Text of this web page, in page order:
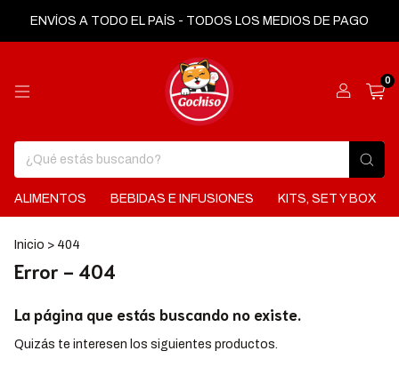
ENVÍOS A TODO EL PAÍS - TODOS LOS MEDIOS DE PAGO
0
ALIMENTOS BEBIDAS E INFUSIONES KITS, SET Y BOX
Inicio > 404
Error - 404
La página que estás buscando no existe.
Quizás te interesen los siguientes productos.